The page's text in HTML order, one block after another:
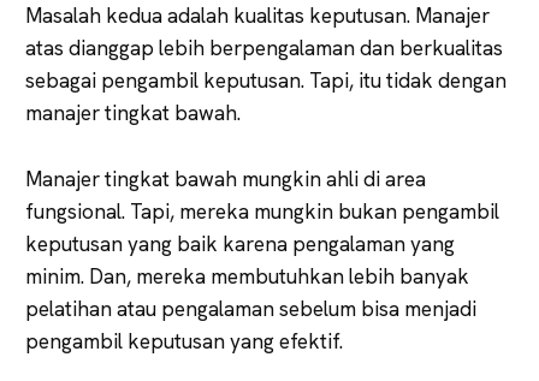
Masalah kedua adalah kualitas keputusan. Manajer
atas dianggap lebih berpengalaman dan berkualitas
sebagai pengambil keputusan. Tapi, itu tidak dengan
manajer tingkat bawah.
Manajer tingkat bawah mungkin ahli di area
fungsional. Tapi, mereka mungkin bukan pengambil
keputusan yang baik karena pengalaman yang
minim. Dan, mereka membutuhkan lebih banyak
pelatihan atau pengalaman sebelum bisa menjadi
pengambil keputusan yang efektif.